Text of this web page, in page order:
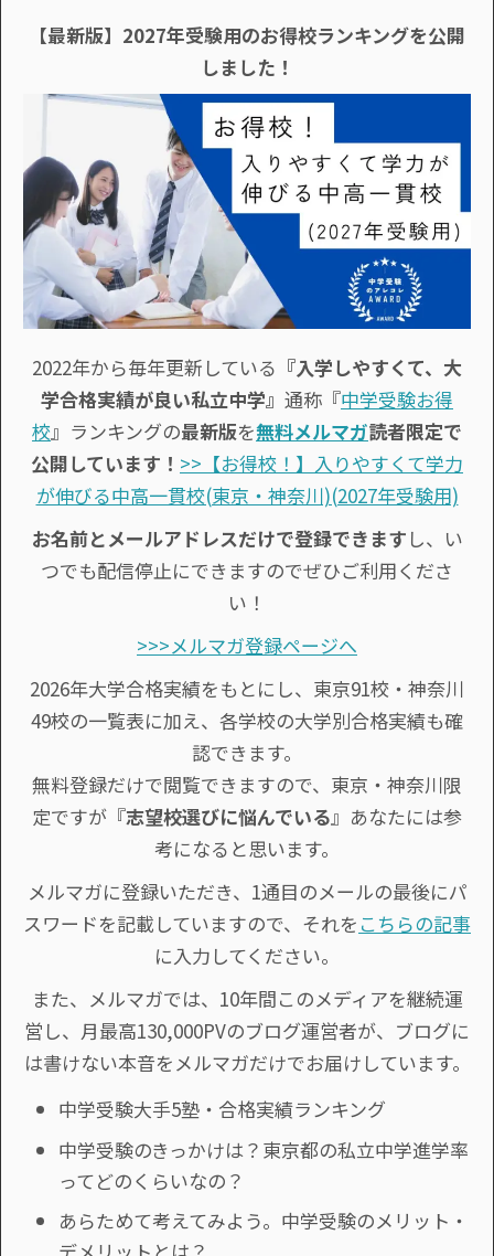
【最新版】2027年受験用のお得校ランキングを公開
しました！
2022年から毎年更新している 『入学しやすくて、大
学合格実績が良い私立中学』 通称『中学受験お得
校』ランキングの最新版を無料メルマガ読者限定で
公開しています！ >>【お得校！】入りやすくて学力
が伸びる中高一貫校(東京・神奈川)(2027年受験用)
お名前とメールアドレスだけで登録できます し、い
つでも配信停止にできますのでぜひご利用くださ
い！
>>>メルマガ登録ページへ
2026年大学合格実績をもとにし、東京91校・神奈川
49校の一覧表に加え、各学校の大学別合格実績も確
認できます。
無料登録だけで閲覧できますので、東京・神奈川限
定ですが『志望校選びに悩んでいる』あなたには参
考になると思います。
メルマガに登録いただき、1通目のメールの最後にパ
スワードを記載していますので、それを こちらの記事
に入力してください。
また、メルマガでは、10年間このメディアを継続運
営し、月最高130,000PVのブログ運営者が、ブログに
は書けない本音をメルマガだけでお届けしています。
中学受験大手5塾・合格実績ランキング
中学受験のきっかけは？東京都の私立中学進学率
ってどのくらいなの？
あらためて考えてみよう。中学受験のメリット・